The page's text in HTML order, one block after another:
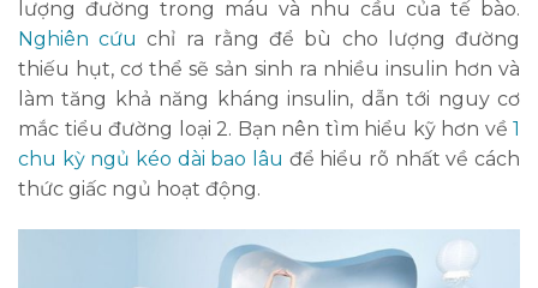
lượng đường trong máu và nhu cầu của tế bào.
Nghiên cứu chỉ ra rằng để bù cho lượng đường
thiếu hụt, cơ thể sẽ sản sinh ra nhiều insulin hơn và
làm tăng khả năng kháng insulin, dẫn tới nguy cơ
mắc tiểu đường loại 2. Bạn nên tìm hiểu kỹ hơn về 1
chu kỳ ngủ kéo dài bao lâu để hiểu rõ nhất về cách
thức giấc ngủ hoạt động.